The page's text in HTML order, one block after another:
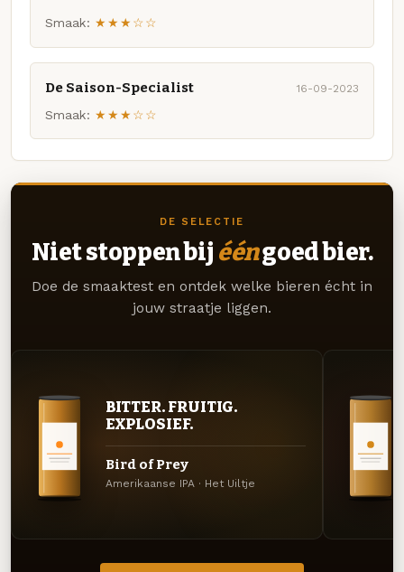
Smaak: ★★★☆☆
De Saison-Specialist 16-09-2023
Smaak: ★★★☆☆
DE SELECTIE
Niet stoppen bij ééngoed bier.
Doe de smaaktest en ontdek welke bieren écht in
jouw straatje liggen.
BITTER. FRUITIG.
EXPLOSIEF.
Bird of Prey
Amerikaanse IPA · Het Uiltje